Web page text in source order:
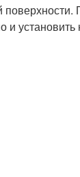
и установить